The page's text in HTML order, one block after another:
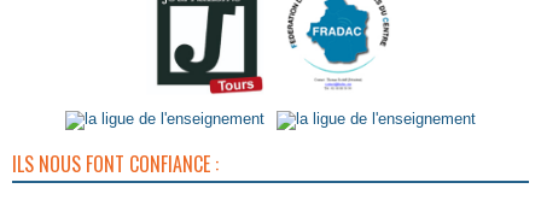
ILS NOUS FONT CONFIANCE :